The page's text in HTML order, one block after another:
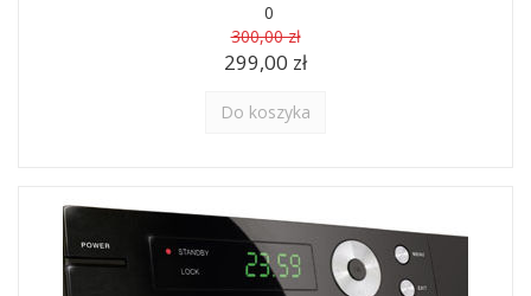
0
300,00 zł
299,00 zł
Do koszyka